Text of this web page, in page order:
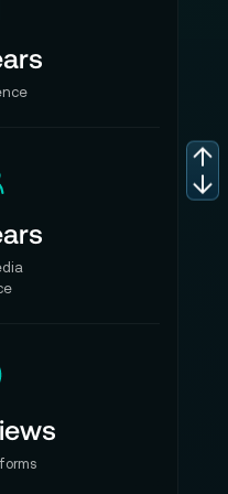
Cinema EOS Serie
für 8K/4K-
CN-R 24 mm T1.5